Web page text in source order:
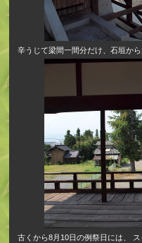
辛うじて梁間一間分だけ、石垣か
古くから8月10日の例祭日には、